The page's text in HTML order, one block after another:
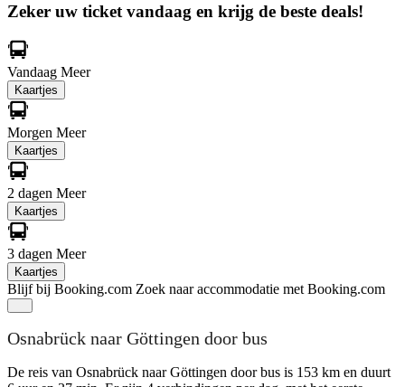
Zeker uw ticket vandaag en krijg de beste deals!
Vandaag Meer
Kaartjes
Morgen Meer
Kaartjes
2 dagen Meer
Kaartjes
3 dagen Meer
Kaartjes
Blijf bij Booking.com Zoek naar accommodatie met Booking.com
Osnabrück naar Göttingen door bus
De reis van Osnabrück naar Göttingen door bus is 153 km en duurt